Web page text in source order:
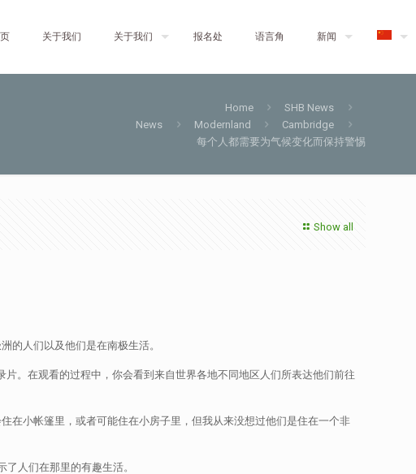
关于我们 关于我们 报名处 语言角 新闻
Home
SHB News
News
Modernland
Cambridge
每个人都需要为气候变化而保持警惕
Show all
的人们以及他们是在南极生活。
。在观看的过程中，你会看到来自世界各地不同地区人们所表达他们前往
在小帐篷里，或者可能住在小房子里，但我从来没想过他们是住在一个非
人们在那里的有趣生活。